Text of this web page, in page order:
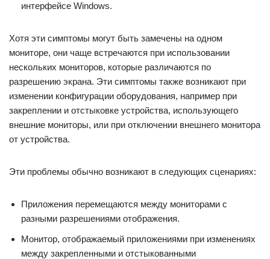
интерфейсе Windows.
Хотя эти симптомы могут быть замечены на одном
мониторе, они чаще встречаются при использовании
нескольких мониторов, которые различаются по
разрешению экрана. Эти симптомы также возникают при
изменении конфигурации оборудования, например при
закреплении и отстыковке устройства, использующего
внешние мониторы, или при отключении внешнего монитора
от устройства.
Эти проблемы обычно возникают в следующих сценариях:
Приложения перемещаются между мониторами с
разными разрешениями отображения.
Монитор, отображаемый приложениями при изменениях
между закрепленными и отстыкованными